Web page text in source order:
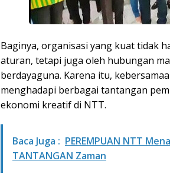
Baginya, organisasi yang kuat tidak
aturan, tetapi juga oleh hubungan
berdayaguna. Karena itu,
menghadapi berbagai tantangan
ekonomi kreatif di NTT.
Baca Juga : PEREMPUAN NTT
TANTANGAN Zaman